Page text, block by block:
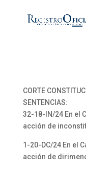
CORTE
SENTENCIAS:
32-18-IN/24 En el
acción de
1-20-DC/24 En el
acción de